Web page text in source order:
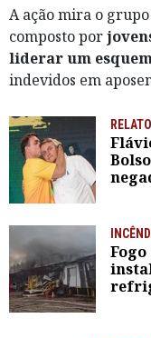
A ação mira o
composto por
liderar um
indevidos em
RELATO